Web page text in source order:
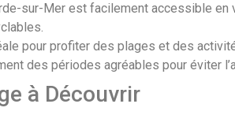
sur-Mer est facilement accessible en
pour profiter des plages et des
des périodes agréables pour éviter
à Découvrir